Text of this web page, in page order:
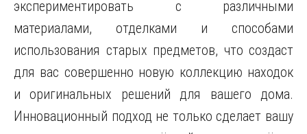
экспериментировать с различными
материалами, отделками и способами
использования старых предметов, что создаст
для вас совершенно новую коллекцию находок
и оригинальных решений для вашего дома.
Инновационный подход не только сделает вашу